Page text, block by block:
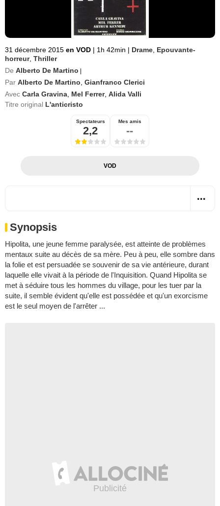
31 décembre 2015 en VOD | 1h 42min | Drame Epouvante-
horreur, Thriller
De Alberto De Martino
Par Alberto De Martino Gianfranco Clerici
Avec Carla Gravina Mel Ferrer, Alida Valli
Titre original L'anticristo
Spectateurs
2,2
Mes amis
--
VOD
Synopsis
Hipolita, une jeune femme paralysée, est atteinte de problèmes
mentaux suite au décès de sa mère. Peu à peu, elle sombre dans
la folie et est persuadée se souvenir de sa vie antérieure, durant
laquelle elle vivait à la période de l'Inquisition. Quand Hipolita se
met à séduire tous les hommes du village, pour les tuer par la
suite, il semble évident qu'elle est possédée et qu'un exorcisme
est le seul moyen de l'arrêter ...